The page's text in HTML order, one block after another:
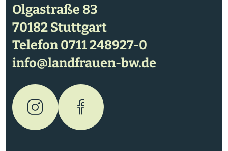
Olgastraße 83
70182 Stuttgart
Telefon0711 248927-0
info@landfrauen-bw.de